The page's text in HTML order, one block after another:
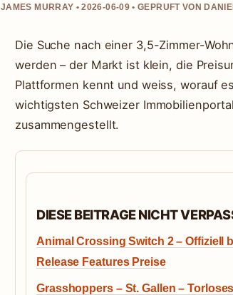
JAMES MURRAY • 2026-06-09 • GEPRUFT VON
Die Suche nach einer 3,5-Zimmer-
werden – der Markt ist klein, die
Plattformen kennt und weiss, worauf
wichtigsten Schweizer
zusammengestellt.
DIESE BEITRAGE NICHT
Animal Crossing Switch 2 – Offiziell
Release Features Preise
Grasshoppers – St. Gallen –